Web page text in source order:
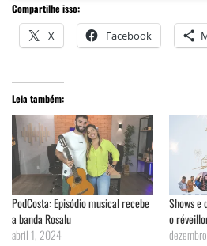
Compartilhe isso:
X Facebook
Leia também:
PodCosta: Episódio musical recebe
a banda Rosalu
abril 1, 2024
Shows e
o